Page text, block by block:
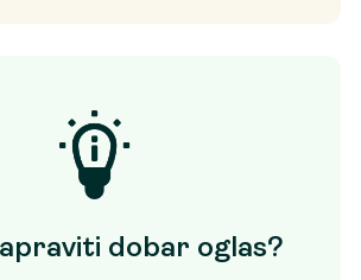
dobar oglas?